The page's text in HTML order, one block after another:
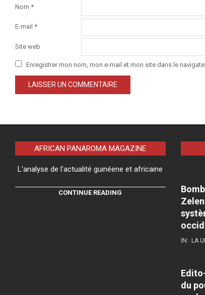
Nom *
E-mail *
Site web
Enregistrer mon nom, mon e-mail et mon site dans le
AFRICAN PANAROMA MAGAZINE
L'analyse de l'actualité guinéene et africaine
CONTINUE READING
IN: LA
du